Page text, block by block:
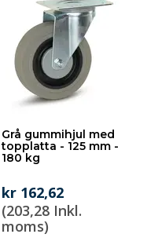
Grå gummihjul med
topplatta - 125 mm -
180 kg
kr 162,62
(203,28 Inkl.
moms)